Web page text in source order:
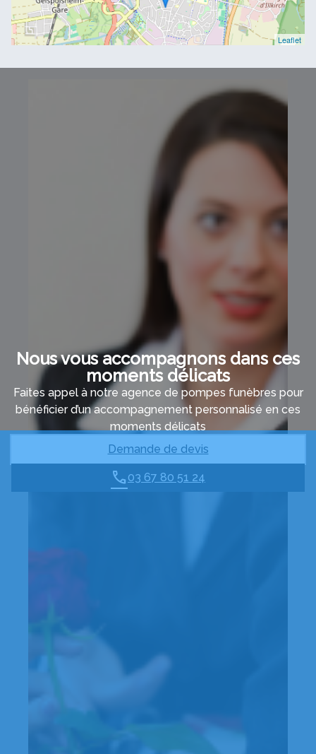
Leaflet
Nous vous accompagnons dans ces
moments délicats
Faites appel à notre agence de pompes funèbres pour
bénéficier d’un accompagnement personnalisé en ces
moments délicats
Demande de devis
03 67 80 51 24